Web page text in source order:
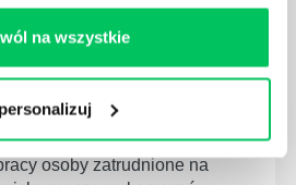
na wszystkie
AUDYTOR WEWNĘTRZNY
osoby zatrudnione na